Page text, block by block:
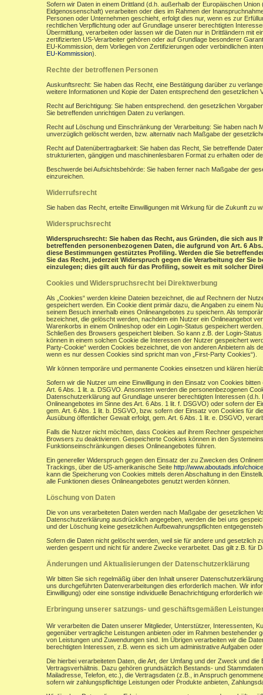
Sofern wir Daten in einem Drittland (d.h. außerhalb der Europäischen
Eidgenossenschaft) verarbeiten oder dies im Rahmen der
Personen oder Unternehmen geschieht, erfolgt dies nur, wenn es zur
rechtlichen Verpflichtung oder auf Grundlage unserer berechtigten
Übermittlung, verarbeiten oder lassen wir die Daten nur in Drittländern mit
zertifizierten US-Verarbeiter gehören oder auf Grundlage besonderer
EU-Kommission, dem Vorliegen von Zertifizierungen oder verbindlichen
EU-Kommission).
Rechte der betroffenen Personen
Auskunftsrecht: Sie haben das Recht, eine Bestätigung darüber zu
weitere Informationen und Kopie der Daten entsprechend den gesetzlichen
Recht auf Berichtigung: Sie haben entsprechend. den gesetzlichen
Sie betreffenden unrichtigen Daten zu verlangen.
Recht auf Löschung und Einschränkung der Verarbeitung: Sie haben
unverzüglich gelöscht werden, bzw. alternativ nach Maßgabe der
Recht auf Datenübertragbarkeit: Sie haben das Recht, Sie betreffende
strukturierten, gängigen und maschinenlesbaren Format zu erhalten oder
Beschwerde bei Aufsichtsbehörde: Sie haben ferner nach Maßgabe der
einzureichen.
Widerrufsrecht
Sie haben das Recht, erteilte Einwilligungen mit Wirkung für die Zukunft zu
Widerspruchsrecht
Widerspruchsrecht: Sie haben das Recht, aus Gründen, die sich aus
betreffenden personenbezogenen Daten, die aufgrund von Art. 6
diese Bestimmungen gestütztes Profiling. Werden die Sie
Sie das Recht, jederzeit Widerspruch gegen die Verarbeitung der
einzulegen; dies gilt auch für das Profiling, soweit es mit solcher
Cookies und Widerspruchsrecht bei Direktwerbung
Als „Cookies“ werden kleine Dateien bezeichnet, die auf Rechnern der
gespeichert werden. Ein Cookie dient primär dazu, die Angaben zu einem
seinem Besuch innerhalb eines Onlineangebotes zu speichern. Als
bezeichnet, die gelöscht werden, nachdem ein Nutzer ein Onlineangebot
Warenkorbs in einem Onlineshop oder ein Login-Status gespeichert
Schließen des Browsers gespeichert bleiben. So kann z.B. der Login-
können in einem solchen Cookie die Interessen der Nutzer gespeichert
Party-Cookie“ werden Cookies bezeichnet, die von anderen Anbietern als
wenn es nur dessen Cookies sind spricht man von „First-Party Cookies“).
Wir können temporäre und permanente Cookies einsetzen und klären
Sofern wir die Nutzer um eine Einwilligung in den Einsatz von Cookies
Art. 6 Abs. 1 lit. a. DSGVO. Ansonsten werden die personenbezogenen
Datenschutzerklärung auf Grundlage unserer berechtigten Interessen
Onlineangebotes im Sinne des Art. 6 Abs. 1 lit. f. DSGVO) oder sofern der
gem. Art. 6 Abs. 1 lit. b. DSGVO, bzw. sofern der Einsatz von Cookies für
Ausübung öffentlicher Gewalt erfolgt, gem. Art. 6 Abs. 1 lit. e. DSGVO,
Falls die Nutzer nicht möchten, dass Cookies auf ihrem Rechner
Browsers zu deaktivieren. Gespeicherte Cookies können in den
Funktionseinschränkungen dieses Onlineangebotes führen.
Ein genereller Widerspruch gegen den Einsatz der zu Zwecken des
Trackings, über die US-amerikanische Seite http://www.aboutads.info/
kann die Speicherung von Cookies mittels deren Abschaltung in den
alle Funktionen dieses Onlineangebotes genutzt werden können.
Löschung von Daten
Die von uns verarbeiteten Daten werden nach Maßgabe der gesetzlichen
Datenschutzerklärung ausdrücklich angegeben, werden die bei uns
und der Löschung keine gesetzlichen Aufbewahrungspflichten
Sofern die Daten nicht gelöscht werden, weil sie für andere und gesetzlich
werden gesperrt und nicht für andere Zwecke verarbeitet. Das gilt z.B. für
Änderungen und Aktualisierungen der Datenschutzerklärung
Wir bitten Sie sich regelmäßig über den Inhalt unserer
uns durchgeführten Datenverarbeitungen dies erforderlich machen. Wir
Einwilligung) oder eine sonstige individuelle Benachrichtigung erforderlich
Erbringung unserer satzungs- und geschäftsgemäßen
Wir verarbeiten die Daten unserer Mitglieder, Unterstützer, Interessenten,
gegenüber vertragliche Leistungen anbieten oder im Rahmen
von Leistungen und Zuwendungen sind. Im Übrigen verarbeiten wir die
berechtigten Interessen, z.B. wenn es sich um administrative Aufgaben
Die hierbei verarbeiteten Daten, die Art, der Umfang und der Zweck und
Vertragsverhältnis. Dazu gehören grundsätzlich Bestands- und
Mailadresse, Telefon, etc.), die Vertragsdaten (z.B., in Anspruch
sofern wir zahlungspflichtige Leistungen oder Produkte anbieten,